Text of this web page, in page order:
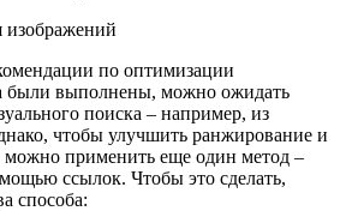
по оптимизации
были выполнены, можно ожидать
поиска – например, из
чтобы улучшить ранжирование и
можно применить еще один метод –
ссылок. Чтобы это сделать,
способа: